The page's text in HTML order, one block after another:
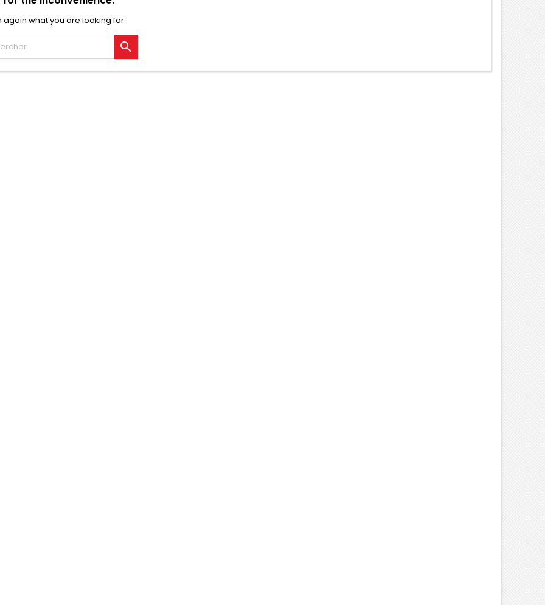
again what you are looking for
